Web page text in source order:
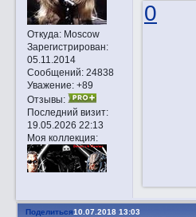
Откуда:Moscow
Зарегистрирован:
05.11.2014
Сообщений:24838
Уважение: +89
Отзывы:
Последний визит:
19.05.2026 22:13
Моя коллекция:
0
Поделиться10.07.2018 13:03